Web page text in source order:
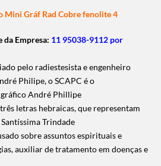
Mini Gráf Rad Cobre fenolite 4
Empresa: 11 95038-9112 por
pelo radiestesista e engenheiro
Philipe, o SCAPC é o
André Phillipe
letras hebraicas, que representam
Trindade
sobre assuntos espirituais e
auxiliar de tratamento em doenças e